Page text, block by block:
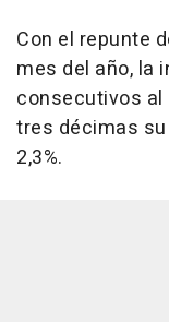
Con el repunte
mes del año, la
consecutivos al
tres décimas
2,3%.